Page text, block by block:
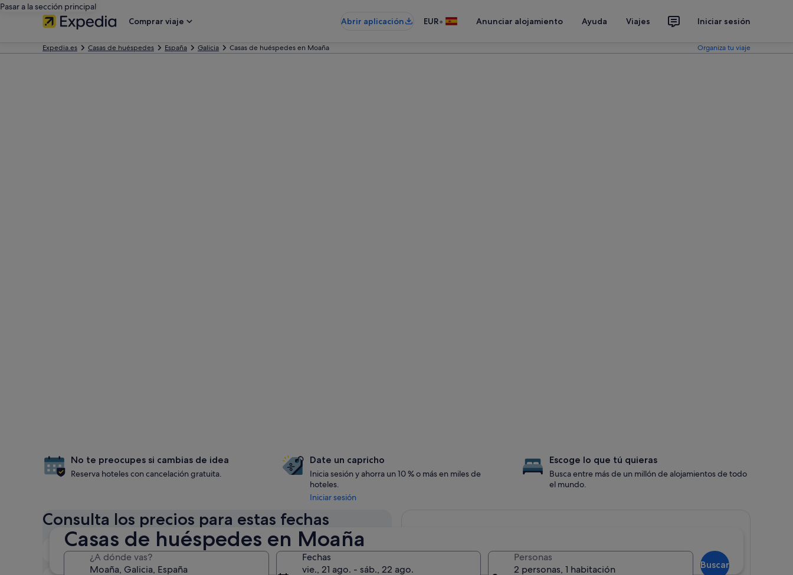
Pasar a la sección principal
Comprar viaje
Abrir aplicación EUR• Anunciar alojamiento Ayuda Viajes Iniciar sesión
Expedia.es Casas de huéspedes España Galicia Casas de huéspedes en Moaña Organiza tu viaje
Casas de huéspedes en Moaña
¿A dónde vas?
Fechas
vie., 21 ago. - sáb., 22 ago.
Personas
2 personas, 1 habitación
Buscar
No te preocupes si cambias de idea
Reserva hoteles con cancelación gratuita.
Date un capricho
Inicia sesión y ahorra un 10 % o más en miles de
hoteles.
Iniciar sesión
Escoge lo que tú quieras
Busca entre más de un millón de alojamientos de todo
el mundo.
Consulta los precios para estas fechas
Próximo fin de semana
14 ago - 16 ago
En dos semanas
21 ago - 23 ago